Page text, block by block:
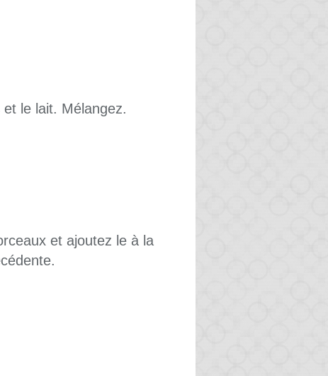
le lait. Mélangez.
et ajoutez le à la